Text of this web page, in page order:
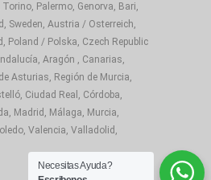
Palermo, Genorva, Bari,
Sweden, Austria / Osterreich,
Poland / Polska, Czech Republic
Aragón , Canarias,
Asturias, Región de Murcia,
Ciudad Real, Córdoba,
Madrid, Málaga, Murcia,
Valencia, Valladolid,
Necesitas Ayuda?